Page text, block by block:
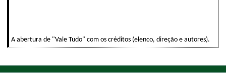
A abertura de "Vale Tudo" com os créditos (elenco, direção e autores).